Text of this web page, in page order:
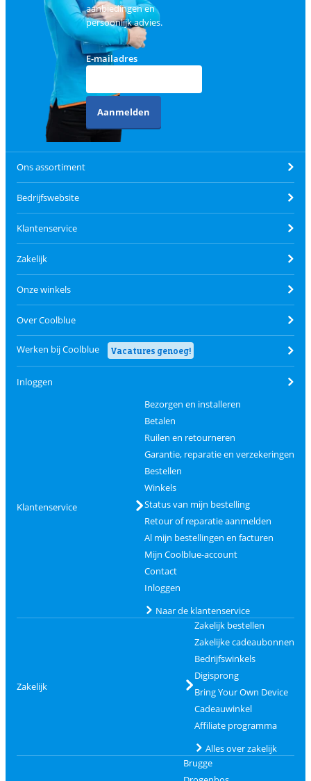
aanbiedingen en
persoonlijk advies.
E-mailadres
Aanmelden
Ons assortiment
Bedrijfswebsite
Klantenservice
Zakelijk
Onze winkels
Over Coolblue
Werken bij Coolblue Vacatures genoeg!
Inloggen
Klantenservice
Bezorgen en installeren
Betalen
Ruilen en retourneren
Garantie, reparatie en verzekeringen
Bestellen
Winkels
Status van mijn bestelling
Retour of reparatie aanmelden
Al mijn bestellingen en facturen
Mijn Coolblue-account
Contact
Inloggen
Naar de klantenservice
Zakelijk
Zakelijk bestellen
Zakelijke cadeaubonnen
Bedrijfswinkels
Digisprong
Bring Your Own Device
Cadeauwinkel
Affiliate programma
Alles over zakelijk
Brugge